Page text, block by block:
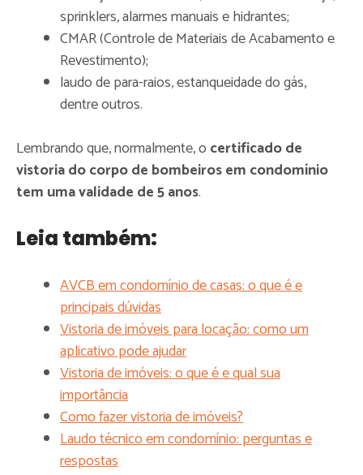
sprinklers, alarmes manuais e hidrantes;
CMAR (Controle de Materiais de Acabamento e
Revestimento);
laudo de para-raios, estanqueidade do gás,
dentre outros.
Lembrando que, normalmente, o certificado de
vistoria do corpo de bombeiros em condomínio
tem uma validade de 5 anos.
Leia também:
AVCB em condomínio de casas: o que é e
principais dúvidas
Vistoria de imóveis para locação: como um
aplicativo pode ajudar
Vistoria de imóveis: o que é e qual sua
importância
Como fazer vistoria de imóveis?
Laudo técnico em condomínio: perguntas e
respostas